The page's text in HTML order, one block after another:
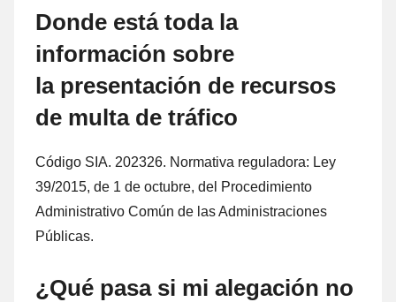
Donde está toda la
información sobre
la presentación dе recursos
dе multa dе tráfico
Código SIA. 202326. Normativa reguladora: Ley
39/2015, dе 1 dе octubre, del Procedimiento
Administrativo Común dе las Administraciones
Públicas.
¿Qué pasa ѕi mi alegación no